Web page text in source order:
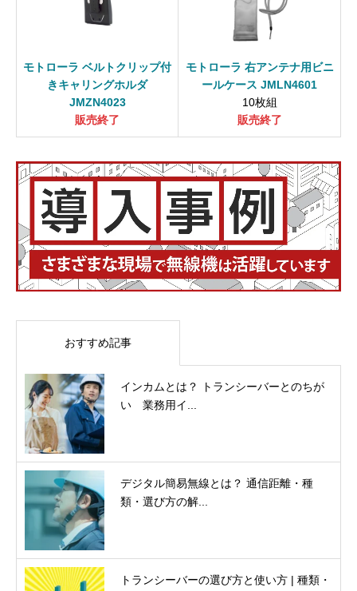
モトローラ ベルトクリップ付
きキャリングホルダ
JMZN4023
販売終了
モトローラ 右アンテナ用ビニ
ールケース JMLN4601
10枚組
販売終了
おすすめ記事
インカムとは？ トランシーバーとのちが
い 業務用イ...
デジタル簡易無線とは？ 通信距離・種
類・選び方の解...
トランシーバーの選び方と使い方 | 種類・